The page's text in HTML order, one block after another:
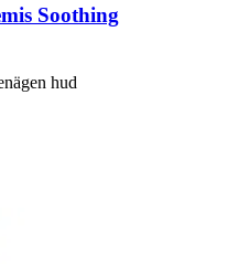
Soothing
hud